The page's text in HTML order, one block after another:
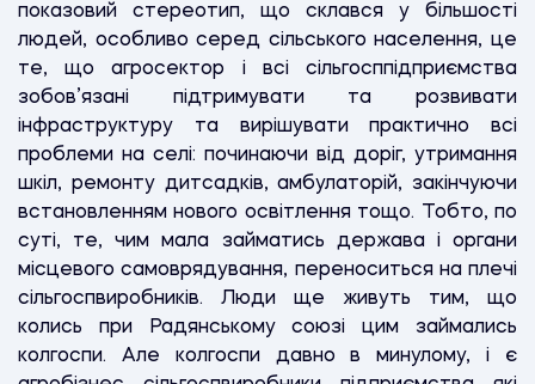
показовий стереотип, що склався у більшості
людей, особливо серед сільського населення, це
те, що агросектор і всі сільгосппідприємства
зобов’язані підтримувати та розвивати
інфраструктуру та вирішувати практично всі
проблеми на селі: починаючи від доріг, утримання
шкіл, ремонту дитсадків, амбулаторій, закінчуючи
встановленням нового освітлення тощо. Тобто, по
суті, те, чим мала займатись держава і органи
місцевого самоврядування, переноситься на плечі
сільгоспвиробників. Люди ще живуть тим, що
колись при Радянському союзі цим займались
колгоспи. Але колгоспи давно в минулому, і є